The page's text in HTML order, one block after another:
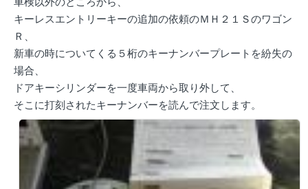
車検以外のところから、
キーレスエントリーキーの追加の依頼のＭＨ２１Ｓのワゴン
Ｒ、
新車の時についてくる５桁のキーナンバープレートを紛失の
場合、
ドアキーシリンダーを一度車両から取り外して、
そこに打刻されたキーナンバーを読んで注文します。